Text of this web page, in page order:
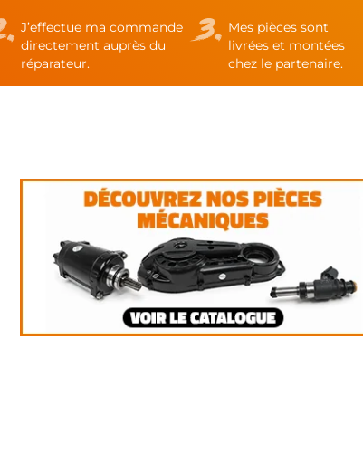
J’effectue ma commande
directement auprès du
réparateur.
Mes pièces sont
livrées et montées
chez le partenaire.